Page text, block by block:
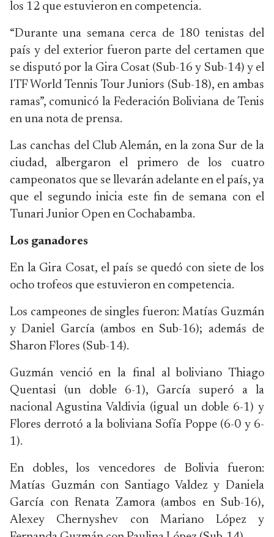
los 12 que estuvieron en competencia.
“Durante una semana cerca de 180 tenistas del
país y del exterior fueron parte del certamen que
se disputó por la Gira Cosat (Sub-16 y Sub-14) y el
ITF World Tennis Tour Juniors (Sub-18), en ambas
ramas”, comunicó la Federación Boliviana de Tenis
en una nota de prensa.
Las canchas del Club Alemán, en la zona Sur de la
ciudad, albergaron el primero de los cuatro
campeonatos que se llevarán adelante en el país, ya
que el segundo inicia este fin de semana con el
Tunari Junior Open en Cochabamba.
Los ganadores
En la Gira Cosat, el país se quedó con siete de los
ocho trofeos que estuvieron en competencia.
Los campeones de singles fueron: Matías Guzmán
y Daniel García (ambos en Sub-16); además de
Sharon Flores (Sub-14).
Guzmán venció en la final al boliviano Thiago
Quentasi (un doble 6-1), García superó a la
nacional Agustina Valdivia (igual un doble 6-1) y
Flores derrotó a la boliviana Sofía Poppe (6-0 y 6-
1).
En dobles, los vencedores de Bolivia fueron:
Matías Guzmán con Santiago Valdez y Daniela
García con Renata Zamora (ambos en Sub-16),
Alexey Chernyshev con Mariano López y